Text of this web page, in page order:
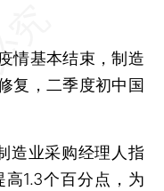
基本结束，制造
复，二季度初中国
业采购经理人指
1.3个百分点，为